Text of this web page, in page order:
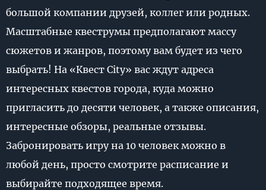
большой компании друзей, коллег или родных.
Масштабные квеструмы предполагают массу
сюжетов и жанров, поэтому вам будет из чего
выбрать! На «Квест City» вас ждут адреса
интересных квестов города, куда можно
пригласить до десяти человек, а также описания,
интересные обзоры, реальные отзывы.
Забронировать игру на 10 человек можно в
любой день, просто смотрите расписание и
выбирайте подходящее время.